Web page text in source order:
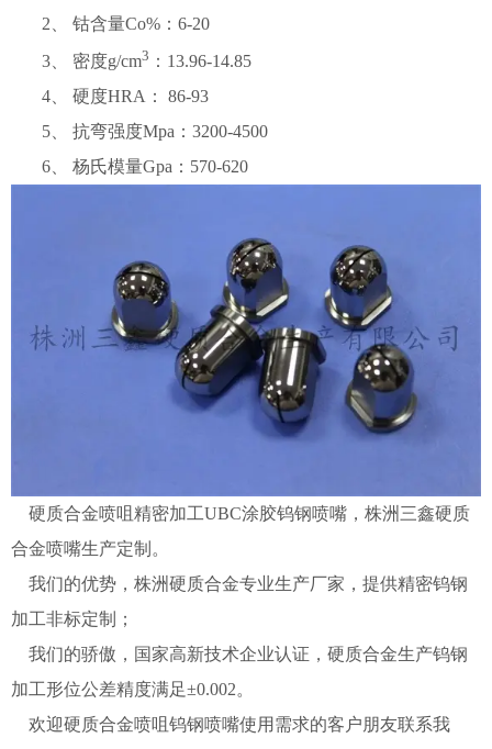
2、 钴含量Co%：6-20
3、 密度g/cm3 ：13.96-14.85
4、 硬度HRA： 86-93
5、 抗弯强度Mpa：3200-4500
6、 杨氏模量Gpa：570-620
硬质合金喷咀精密加工UBC涂胶钨钢喷嘴，株洲三鑫硬质
合金喷嘴生产定制。
我们的优势，株洲硬质合金专业生产厂家，提供精密钨钢
加工非标定制；
我们的骄傲，国家高新技术企业认证，硬质合金生产钨钢
加工形位公差精度满足±0.002。
欢迎硬质合金喷咀钨钢喷嘴使用需求的客户朋友联系我